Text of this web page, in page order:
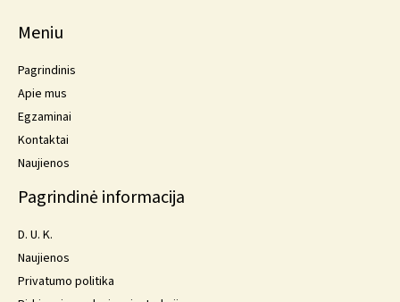
Meniu
Pagrindinis
Apie mus
Egzaminai
Kontaktai
Naujienos
Pagrindinė informacija
D. U. K.
Naujienos
Privatumo politika